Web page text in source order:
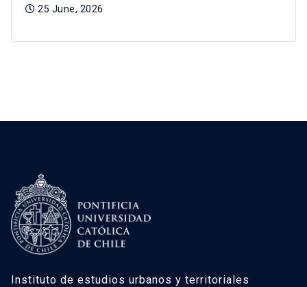
25 June, 2026
Instituto de estudios urbanos y territoriales